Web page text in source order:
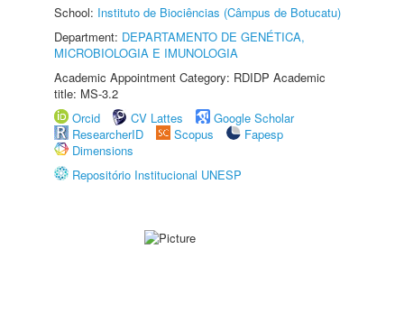
School: Instituto de Biociências (Câmpus de Botucatu)
Department: DEPARTAMENTO DE GENÉTICA,
MICROBIOLOGIA E IMUNOLOGIA
Academic Appointment Category: RDIDP Academic
title: MS-3.2
Orcid
CV Lattes
Google Scholar
ResearcherID
Scopus
Fapesp
Dimensions
Repositório Institucional UNESP